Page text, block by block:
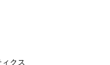
クス